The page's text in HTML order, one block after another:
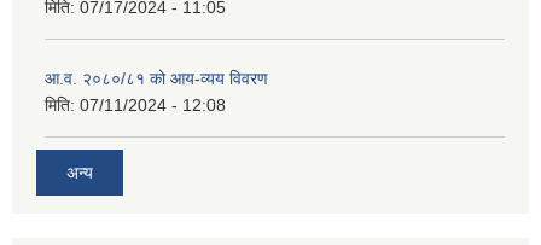
मिति: 07/17/2024 - 11:05
आ.व. २०८०/८१ को आय-व्यय विवरण
मिति: 07/11/2024 - 12:08
अन्य